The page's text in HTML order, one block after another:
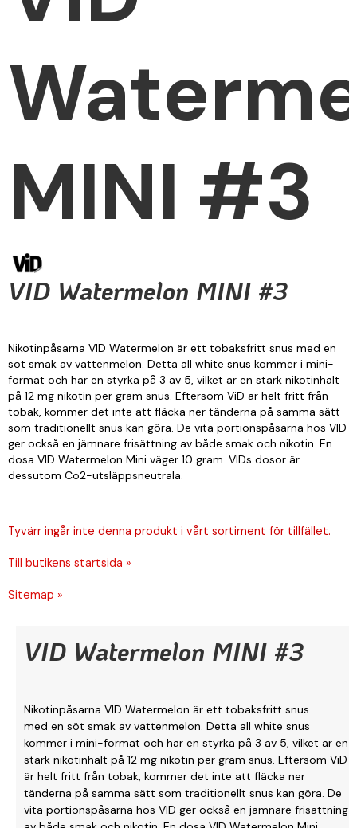
MINI #3
VID Watermelon MINI #3
Nikotinpåsarna VID Watermelon är ett tobaksfritt snus med en
söt smak av vattenmelon. Detta all white snus kommer i mini-
format och har en styrka på 3 av 5, vilket är en stark nikotinhalt
på 12 mg nikotin per gram snus. Eftersom ViD är helt fritt från
tobak, kommer det inte att fläcka ner tänderna på samma sätt
som traditionellt snus kan göra. De vita portionspåsarna hos VID
ger också en jämnare frisättning av både smak och nikotin. En
dosa VID Watermelon Mini väger 10 gram. VIDs dosor är
dessutom Co2-utsläppsneutrala.
Tyvärr ingår inte denna produkt i vårt sortiment för tillfället.
Till butikens startsida »
Sitemap »
VID Watermelon MINI #3
Nikotinpåsarna VID Watermelon är ett tobaksfritt snus
med en söt smak av vattenmelon. Detta all white snus
kommer i mini-format och har en styrka på 3 av 5, vilket är en
stark nikotinhalt på 12 mg nikotin per gram snus. Eftersom ViD
är helt fritt från tobak, kommer det inte att fläcka ner
tänderna på samma sätt som traditionellt snus kan göra. De
vita portionspåsarna hos VID ger också en jämnare frisättning